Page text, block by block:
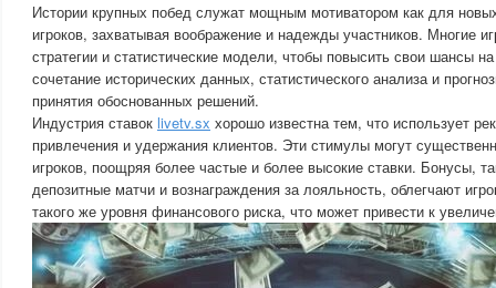
Истории крупных побед служат мощным мотиватором как для
игроков, захватывая воображение и надежды участников. Многие
стратегии и статистические модели, чтобы повысить свои шансы
сочетание исторических данных, статистического анализа и
принятия обоснованных решений.
Индустрия ставок livetv.sx хорошо известна тем, что использует
привлечения и удержания клиентов. Эти стимулы могут
игроков, поощряя более частые и более высокие ставки. Бонусы,
депозитные матчи и вознаграждения за лояльность, облегчают
такого же уровня финансового риска, что может привести к